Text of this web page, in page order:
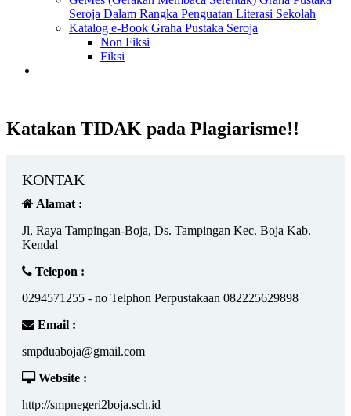
Seroja Dalam Rangka Penguatan Literasi Sekolah
Katalog e-Book Graha Pustaka Seroja
Non Fiksi
Fiksi
Katakan TIDAK pada Plagiarisme!!
KONTAK
Alamat :
Jl, Raya Tampingan-Boja, Ds. Tampingan Kec. Boja Kab.
Kendal
Telepon :
0294571255 - no Telphon Perpustakaan 082225629898
Email :
smpduaboja@gmail.com
Website :
http://smpnegeri2boja.sch.id